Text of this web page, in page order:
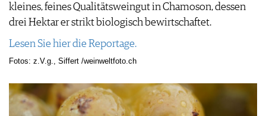
CLUB LES DOMAINES
TIPPS & TRICKS
NEWS
HOTSPOTS
WEINREISEN
REPORTAGEN
DOSSIER
WINEGUIDES
ABO
AUSGABE
MEDIATHEK
BILDSTRECKEN
BÜCHER
NEWS
kleines, feines Qualitätsweingut in Chamoson, dessen
drei Hektar er strikt biologisch bewirtschaftet.
Lesen Sie hier die Reportage.
Fotos: z.V.g., Siffert /weinweltfoto.ch